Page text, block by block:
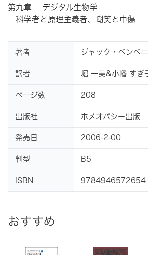
おすすめ
第九章 デジタル生物学
科学者と原理主義者、嘲笑と中傷
著者 ジャック・ベンベ
訳者 堀 一美&小幡 すぎ
ページ数 208
出版社 ホメオパシー出版
発売日 2006-2-00
判型 B5
ISBN 9784946572654